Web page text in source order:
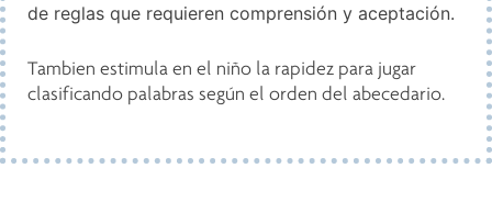
de reglas que requieren comprensión y aceptación.
Tambien estimula en el niño la rapidez para jugar
clasificando palabras según el orden del abecedario.